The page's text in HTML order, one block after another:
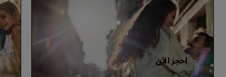
احجز الآن